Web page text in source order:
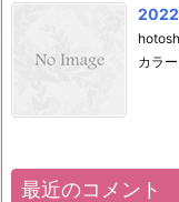
2022
カラ
最近のコメント